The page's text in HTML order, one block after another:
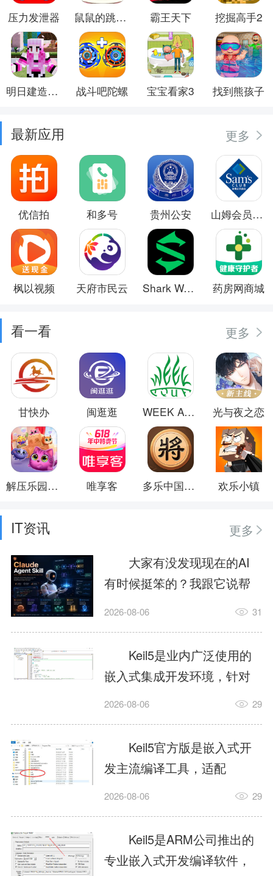
压力发泄器 鼠鼠的跳跃冒险 霸王天下 挖掘高手2
明日建造大师 战斗吧陀螺 宝宝看家3 找到熊孩子
最新应用 更多
优信拍 和多号 贵州公安 山姆会员商店
枫以视频 天府市民云 Shark Wear 药房网商城
看一看 更多
甘快办 闽逛逛 WEEK AQUA 光与夜之恋
解压乐园模拟器 唯享客 多乐中国象棋 欢乐小镇
IT资讯
更多
大家有没发现现在的AI
有时候挺笨的？我跟它说帮
我订个明天早上的闹钟，它
这样？因为AI，就是个只会
耍嘴皮子的书呆子。它脑子
里有海量知识，但没有真正
激发出来实力。而
AgentSkill，就是给AI大脑装
上的一双机械手，它真的能
解决很多问题。1什么是
AgentSkillSkill指...
2026-08-06 31
Keil5是业内广泛使用的
嵌入式集成开发环境，针对
ARM、51内核单片机提供编
力，代码编译稳定，调试工
具成熟，大量开源项目基于
该平台开发。新项目需要单
独下载对应芯片支持包，新
手配置难度较高，正版商业
授权费用不菲，未授权版本
存在程序容量限制，适合硬
2026-08-06 29
Keil5官方版是嵌入式开
发主流编译工具，适配
STM32、51单片机等多款芯
在线调试、代码仿真，兼容
众多厂商芯片安装包。软件
需要手动添加器件库，初次
2026-08-06 29
Keil5是ARM公司推出的
专业嵌入式开发编译软件，